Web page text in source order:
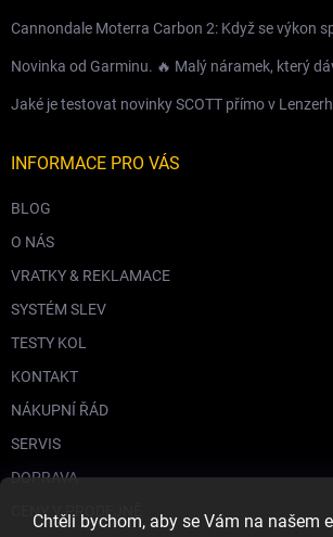
Chtěli bychom, aby se Vám na našem
Cannondale Moterra Carbon 2: Když se výkon
Novinka od Garminu. 🔥 Malý náramek, který
Jaké je testovat novinky SCOTT přímo v
INFORMACE PRO VÁS
BLOG
O NÁS
VRATKY & REKLAMACE
SYSTÉM SLEV
TESTY KOL
KONTAKT
NÁKUPNÍ ŘÁD
SERVIS
DOPRAVA
CENY V PRODEJNĚ